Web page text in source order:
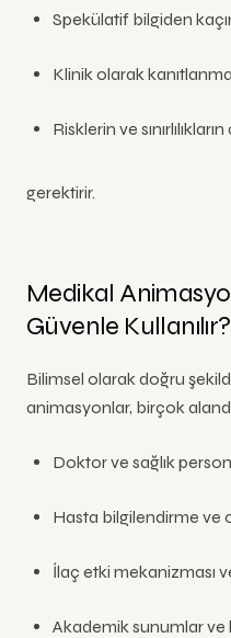
Spekülatif bilgiden
Klinik olarak
Risklerin ve
gerektirir.
Medikal
Güvenle Kullanılır?
Bilimsel olarak doğru
animasyonlar, birçok
Doktor ve sağlık
Hasta bilgilendirme ve
İlaç etki mekanizması
Akademik sunumlar ve